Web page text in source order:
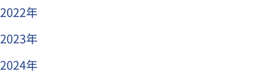
2022年
2023年
2024年